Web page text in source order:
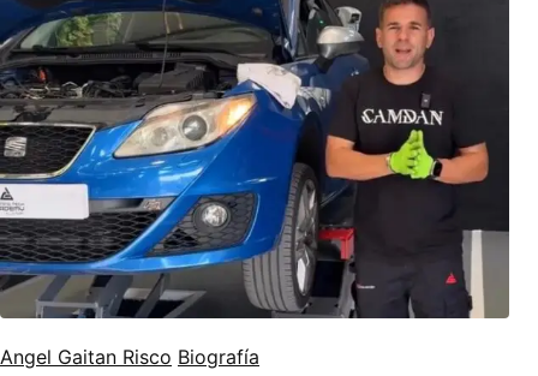
Angel Gaitan Risco Biografía